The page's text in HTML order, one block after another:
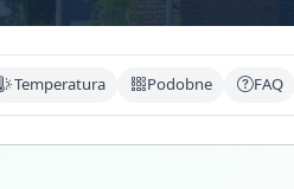
Temperatura Podobne FAQ